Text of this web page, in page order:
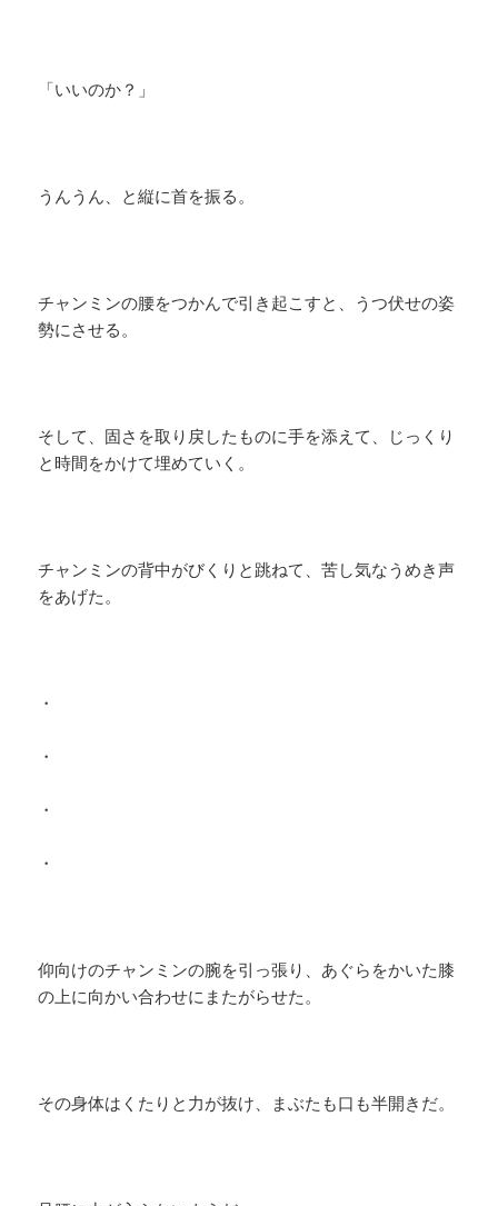
「いいのか？」
うんうん、と縦に首を振る。
チャンミンの腰をつかんで引き起こすと、うつ伏せの姿
勢にさせる。
そして、固さを取り戻したものに手を添えて、じっくり
と時間をかけて埋めていく。
チャンミンの背中がびくりと跳ねて、苦し気なうめき声
をあげた。
・
・
・
・
仰向けのチャンミンの腕を引っ張り、あぐらをかいた膝
の上に向かい合わせにまたがらせた。
その身体はくたりと力が抜け、まぶたも口も半開きだ。